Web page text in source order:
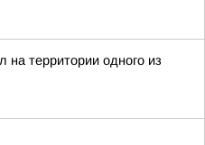
территории одного из